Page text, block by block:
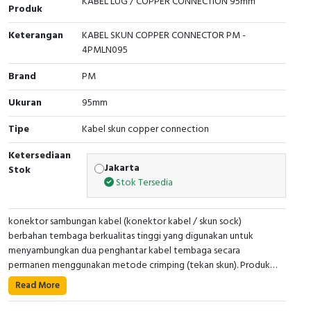
Cable Operated Switch
Signalling Columns
Safety Sensors
Pressure Switch
Ultrasonic & Rotary Encoder
Inductive Sensors
Photoelectric
Cam Switch
Panel Box
Produk
Keterangan
KABEL SKUN COPPER CONNECTOR PM -
4PMLN095
Brand
PM
Ukuran
95mm
Tipe
Kabel skun copper connection
Ketersediaan
Stok
Jakarta
Stok Tersedia
konektor sambungan kabel (konektor kabel / skun sock)
berbahan tembaga berkualitas tinggi yang digunakan untuk
menyambungkan dua penghantar kabel tembaga secara
permanen menggunakan metode crimping (tekan skun). Produk
ini dirancang untuk menghasilkan sambungan listrik yang kuat,
stabil, aman, dan memiliki hambatan listrik rendah sehingga cocok
• Kode Produk : 4PMLN095
• Nama Produk: Konektor Tembaga PM / Lug Kabel
Read More